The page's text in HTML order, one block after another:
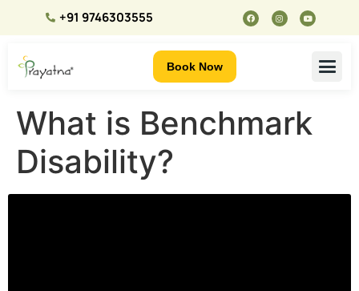
+91 9746303555
Book Now
What is Benchmark
Disability?